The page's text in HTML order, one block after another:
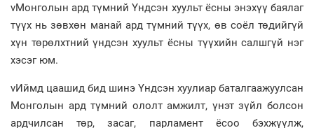
vМонголын ард түмний Үндсэн хуульт ёсны энэхүү баялаг
түүх нь зөвхөн манай ард түмний түүх, өв соёл төдийгүй
хүн төрөлхтний үндсэн хуульт ёсны түүхийн салшгүй нэг
хэсэг юм.
vИймд цаашид бид шинэ Үндсэн хуулиар баталгаажуулсан
Монголын ард түмний ололт амжилт, үнэт зүйл болсон
ардчилсан төр, засаг, парламент ёсоо бэхжүүлж,